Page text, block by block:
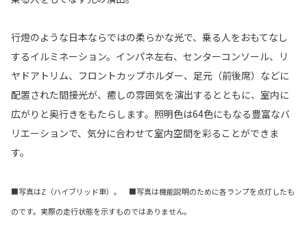
行燈のような日本ならではの柔らかな光で、乗る人をおもてなし
するイルミネーション。インパネ左右、センターコンソール、リ
ヤドアトリム、フロントカップホルダー、足元（前後席）などに
配置された間接光が、癒しの雰囲気を演出するとともに、室内に
広がりと奥行きをもたらします。照明色は64色にもなる豊富なバ
リエーションで、気分に合わせて室内空間を彩ることができま
す。
■写真はZ（ハイブリッド車）。 ■写真は機能説明のために各ランプを点灯したも
のです。実際の走行状態を示すものではありません。